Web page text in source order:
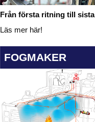
Från första ritning till
Läs mer här!
FOGMAKER